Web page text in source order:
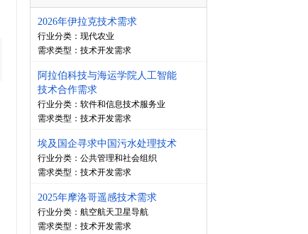
2026年伊拉克技术需求
行业分类：现代农业
需求类型： 技术开发需求
阿拉伯科技与海运学院人工智能
技术合作需求
行业分类：软件和信息技术服务业
需求类型： 技术开发需求
埃及国企寻求中国污水处理技术
行业分类：公共管理和社会组织
需求类型： 技术开发需求
2025年摩洛哥遥感技术需求
行业分类：航空航天卫星导航
需求类型： 技术开发需求